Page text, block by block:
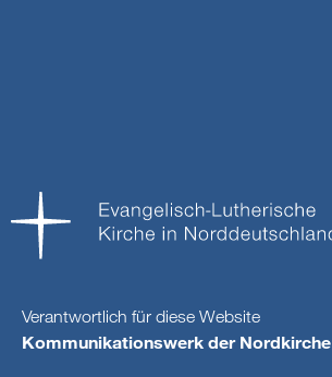
Verantwortlich für diese Website
Kommunikationswerk der Nordkirche